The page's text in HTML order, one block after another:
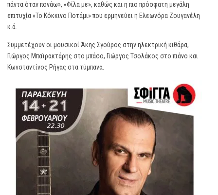
πάντα όταν πονάω», «Φίλα με», καθώς και η πιο πρόσφατη μεγάλη
επιτυχία «Το Κόκκινο Ποτάμι» που ερμηνεύει η Ελεωνόρα Ζουγανέλη
κ.ά.
Συμμετέχουν οι μουσικοί Άκης Σγούρος στην ηλεκτρική κιθάρα,
Γιώργος Μπαϊρακτάρης στο μπάσο, Γιώργος Τσολάκος στο πιάνο και
Κωνσταντίνος Ρήγας στα τύμπανα.